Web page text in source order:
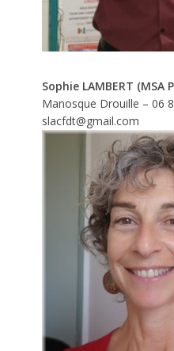
Sophie LAMBERT (MSA
Manosque Drouille – 06
slacfdt@gmail.com